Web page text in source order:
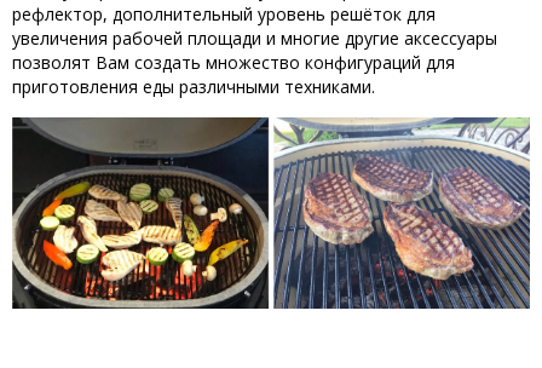
рефлектор, дополнительный уровень решёток для
увеличения рабочей площади и многие другие аксессуары
позволят Вам создать множество конфигураций для
приготовления еды различными техниками.